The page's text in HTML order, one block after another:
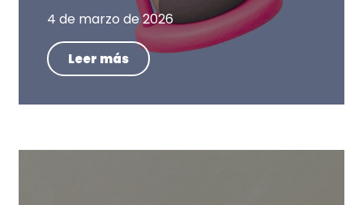
4 de marzo de 2026
Leer más